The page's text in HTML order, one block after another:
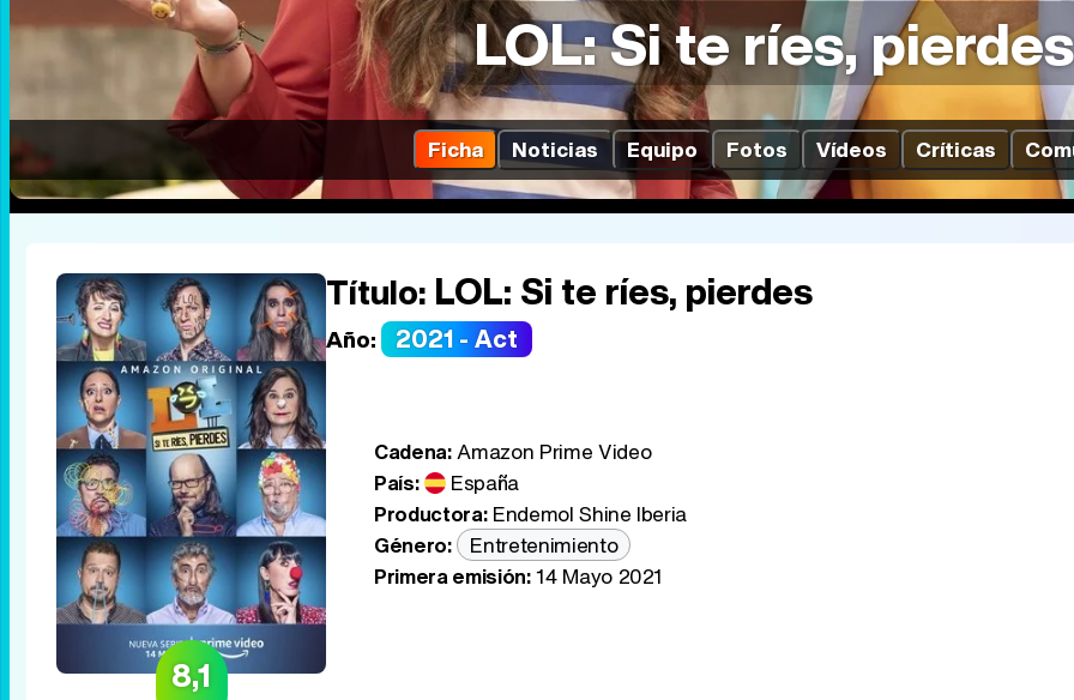
LOL: Si te ríes, pierdes
Ficha Noticias Equipo Fotos Vídeos Críticas
8,1
Título: LOL: Si te ríes, pierdes
Año: 2021 - Act
Cadena:Amazon Prime Video
País:
España
Productora: Endemol Shine Iberia
Género:
Entretenimiento
Primera emisión:14 Mayo 2021